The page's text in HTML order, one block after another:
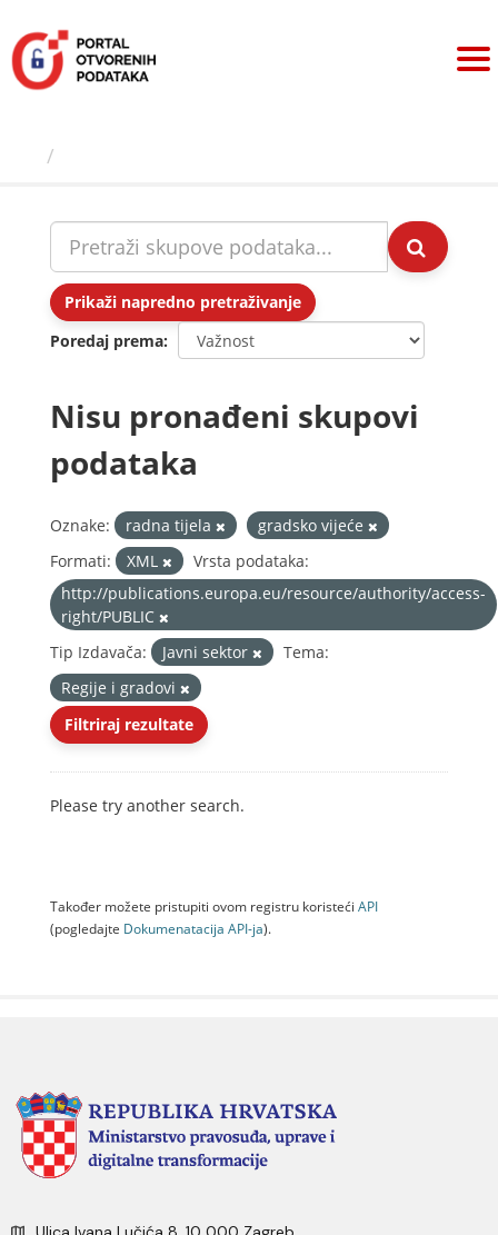
sadržaj
Prikaži napredno pretraživanje
Poredaj prema
Nisu pronađeni skupovi
podataka
Oznake: radna tijela
gradsko vijeće
Formati:
XML
Vrsta podataka:
http://publications.europa.eu/resource/authority/access-
right/PUBLIC
Tip Izdavača:
Javni sektor
Tema:
Regije i gradovi
Filtriraj rezultate
Please try another search.
Također možete pristupiti ovom registru koristeći API
(pogledajte Dokumenаtаcijа API-jа).